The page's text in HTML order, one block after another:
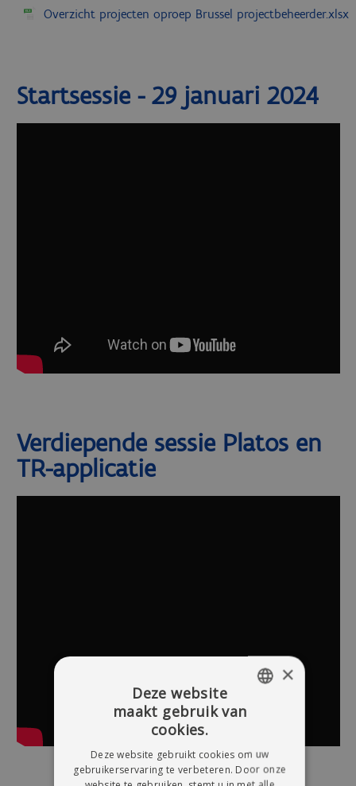
Overzicht projecten oproep Brussel projectbeheerder.xlsx
Startsessie - 29 januari 2024
Verdiepende sessie Platos en
TR-applicatie
×
Deze website
maakt gebruik van
cookies.
Deze website gebruikt cookies om uw
gebruikerservaring te verbeteren. Door onze